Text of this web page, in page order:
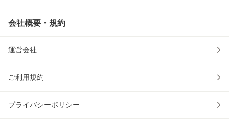
会社概要・規約
運営会社
ご利用規約
プライバシーポリシー